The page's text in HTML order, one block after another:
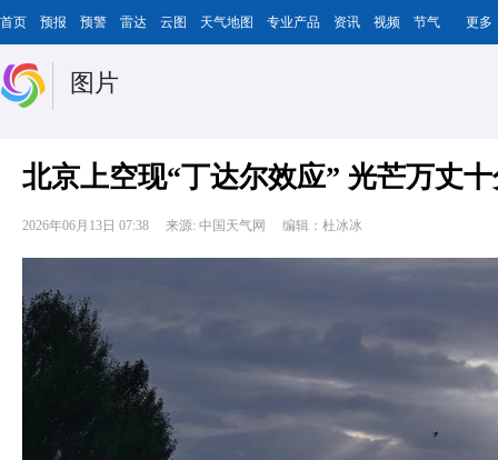
首页 预报 预警 雷达 云图 天气地图 专业产品 资讯 视频 节气 更多
图片
北京上空现“丁达尔效应” 光芒万丈
2026年06月13日 07:38 来源: 中国天气网 编辑：杜冰冰